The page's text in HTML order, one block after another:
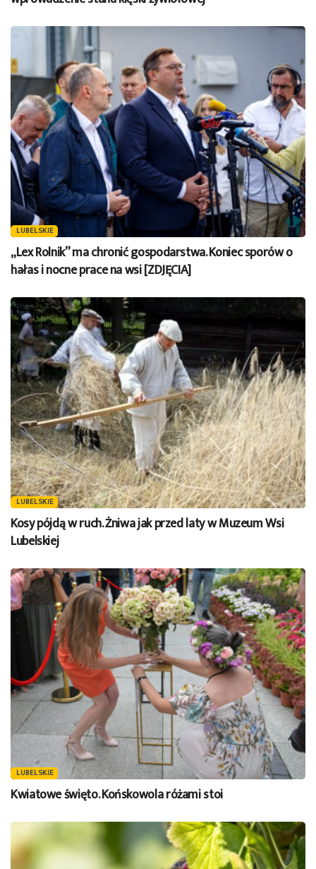
LUBELSKIE
„Lex Rolnik” ma chronić gospodarstwa. Koniec sporów o
hałas i nocne prace na wsi [ZDJĘCIA]
LUBELSKIE
Kosy pójdą w ruch. Żniwa jak przed laty w Muzeum Wsi
Lubelskiej
LUBELSKIE
Kwiatowe święto. Końskowola różami stoi